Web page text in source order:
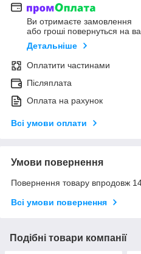
Ви отримаєте замовлення
або гроші повернуться на
Детальніше
Оплатити частинами
Післяплата
Оплата на рахунок
Всі умови оплати
Умови повернення
Повернення товару впродовж
Всі умови повернення
Подібні товари компанії